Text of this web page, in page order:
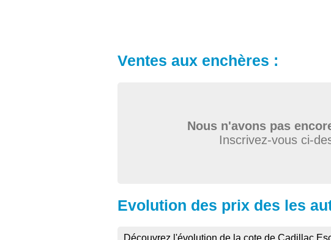
Ventes aux enchères :
Nous n'avons pas
Inscrivez-vous ci-
Evolution des prix des les